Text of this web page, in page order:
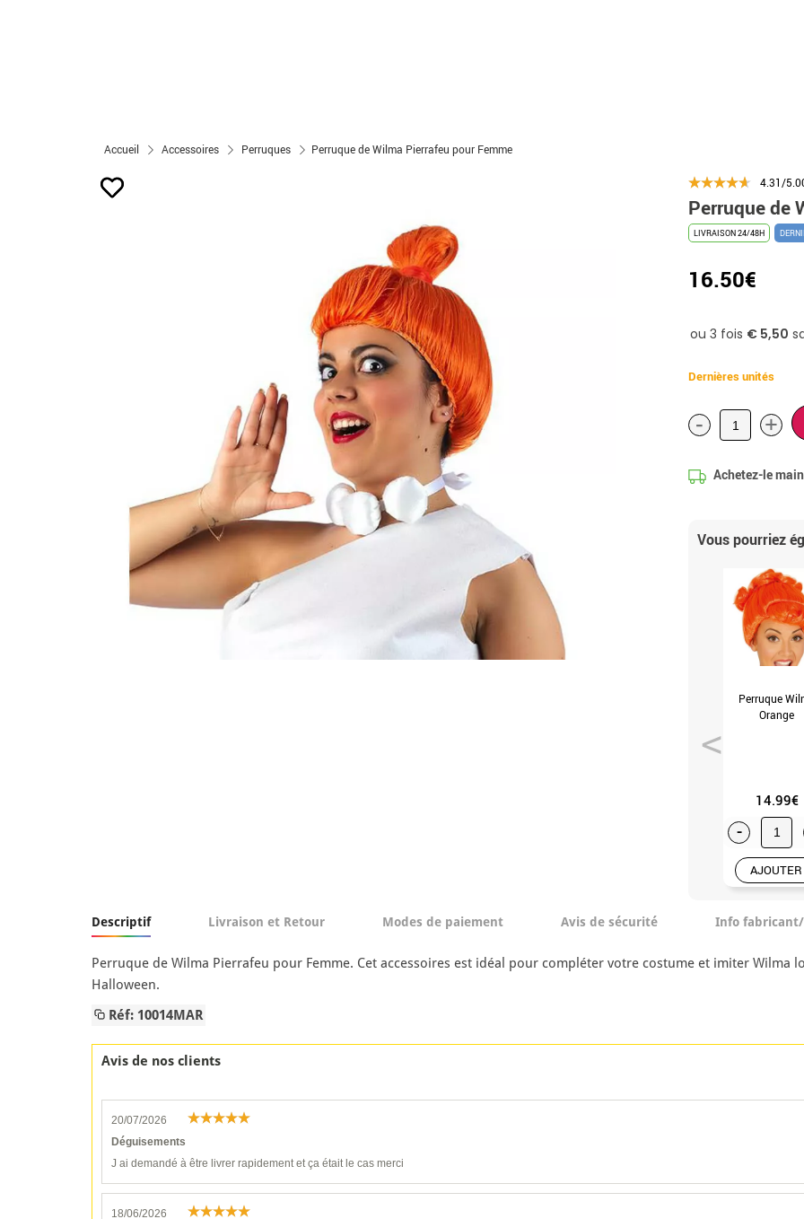
Accueil Accessoires Perruques Perruque de Wilma Pierrafeu pour Femme
4.31/
Perruque de
LIVRAISON 24/48H
16.50€
Dernières unités
- +
Achetez-le
Vous pourriez
Perruque
Orange
14.99€
-
AJOUTER
Descriptif Livraison et Retour Modes de paiement Avis de sécurité Info
Perruque de Wilma Pierrafeu pour Femme. Cet accessoires est idéal pour compléter votre costume et imiter Wilma
Halloween.
Réf: 10014MAR
Avis de nos clients
20/07/2026
Déguisements
J ai demandé à être livrer rapidement et ça était le cas merci
18/06/2026